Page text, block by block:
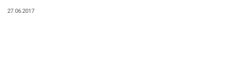
27.06.2017